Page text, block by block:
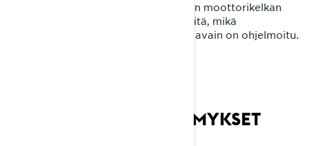
kokemuksensa mukaan. Se saa yhden moottorikelkan
toimimaan kuin eri kelkat riippuen siitä, mikä
oppimisavain on asennettu ja miten avain on ohjelmoitu.
USEIN KYSYTYT KYSYMYKSET